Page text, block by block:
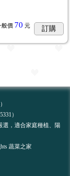
般價 70 元 訂購
）
選，適合家庭種植、陽
蔬菜之家